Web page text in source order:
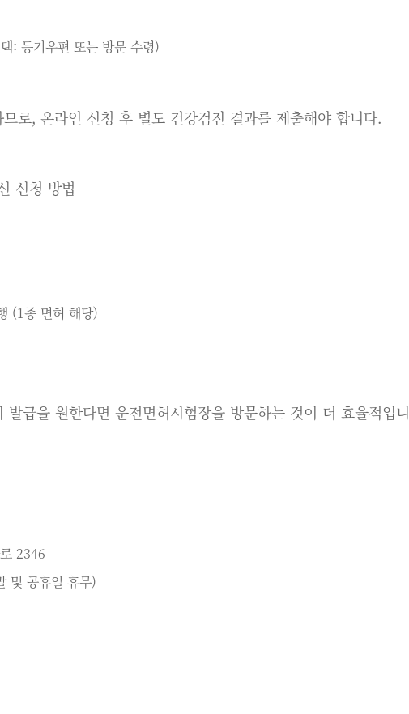
: 등기우편 또는 방문 수령)
로, 온라인 신청 후 별도 건강검진 결과를 제출해야 합니다.
신청 방법
(1종 면허 해당)
급을 원한다면 운전면허시험장을 방문하는 것이 더 효율적입니
2346
및 공휴일 휴무)